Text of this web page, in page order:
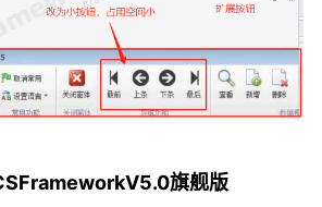
旗舰版